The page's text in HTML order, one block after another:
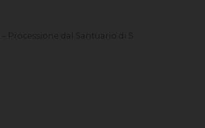
– Processione dal Santuario di S.